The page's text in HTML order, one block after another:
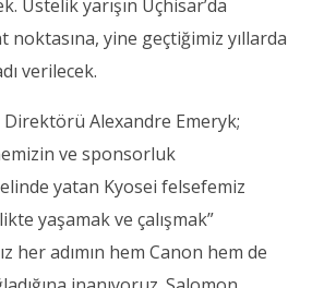
Üstelik yarışın Uçhisar’da
yine geçtiğimiz yıllarda
verilecek.
Alexandre Emeryk;
ve sponsorluk
yatan Kyosei felsefemiz
yaşamak ve çalışmak”
her adımın hem Canon hem de